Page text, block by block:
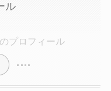
ル
プロフィール